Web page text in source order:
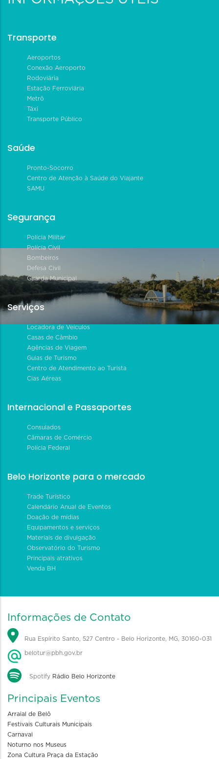
Transporte
Aeroportos
Conexão Aeroporto
Rodoviária
Estação Ferroviária
Metrô
Táxi
Transporte Público
Saúde
Pronto-Socorro
Centro de Atenção à Saúde do Viajante
SAMU
Segurança
Polícia Militar
Polícia Civil
Bombeiros
Defesa Civil
Guarda Municipal
Serviços
Locadora de Veículos
Casas de Câmbio
Agências de Viagem
Guias de Turismo
Centro de Atendimento ao Turista
Cias Aéreas
Internacional e Passaportes
Consulados
Câmaras de Comércio
Polícia Federal
Belo Horizonte para o mercado
Trade Turístico
Calendário Anual de Eventos
Doação de mídias
Equipamentos e serviços
Materiais de divulgação
Observatório do Turismo
Principais atrativos
Venda BH
Informações de Contato
Rua Espírito Santo, 527 Centro - Belo Horizonte, MG, 30160-031
belotur@pbh.gov.br
Spotify Rádio Belo Horizonte
Principais Eventos
Arraial de Belô
Festivais Culturais Municipais
Carnaval
Noturno nos Museus
Zona Cultura Praça da Estação